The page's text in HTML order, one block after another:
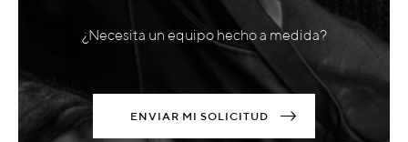
¿Necesita un equipo hecho a medida?
ENVIAR MI SOLICITUD